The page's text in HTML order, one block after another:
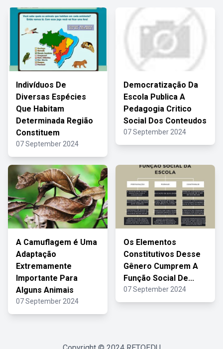
Indivíduos De
Diversas Espécies
Que Habitam
Determinada Região
Constituem
07 September 2024
Democratização Da
Escola Publica A
Pedagogia Critico
Social Dos Conteudos
07 September 2024
A Camuflagem é Uma
Adaptação
Extremamente
Importante Para
Alguns Animais
07 September 2024
Os Elementos
Constitutivos Desse
Gênero Cumprem A
Função Social De...
07 September 2024